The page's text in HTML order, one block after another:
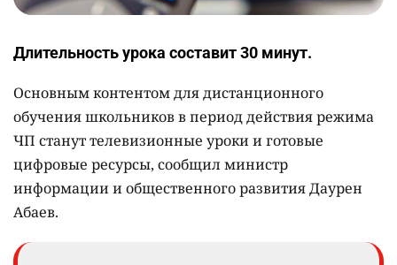
Длительность урока составит 30 минут.
Основным контентом для дистанционного
обучения школьников в период действия режима
ЧП станут телевизионные уроки и готовые
цифровые ресурсы, сообщил министр
информации и общественного развития Даурен
Абаев.